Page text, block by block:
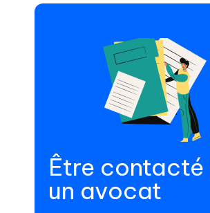
Être
un avocat